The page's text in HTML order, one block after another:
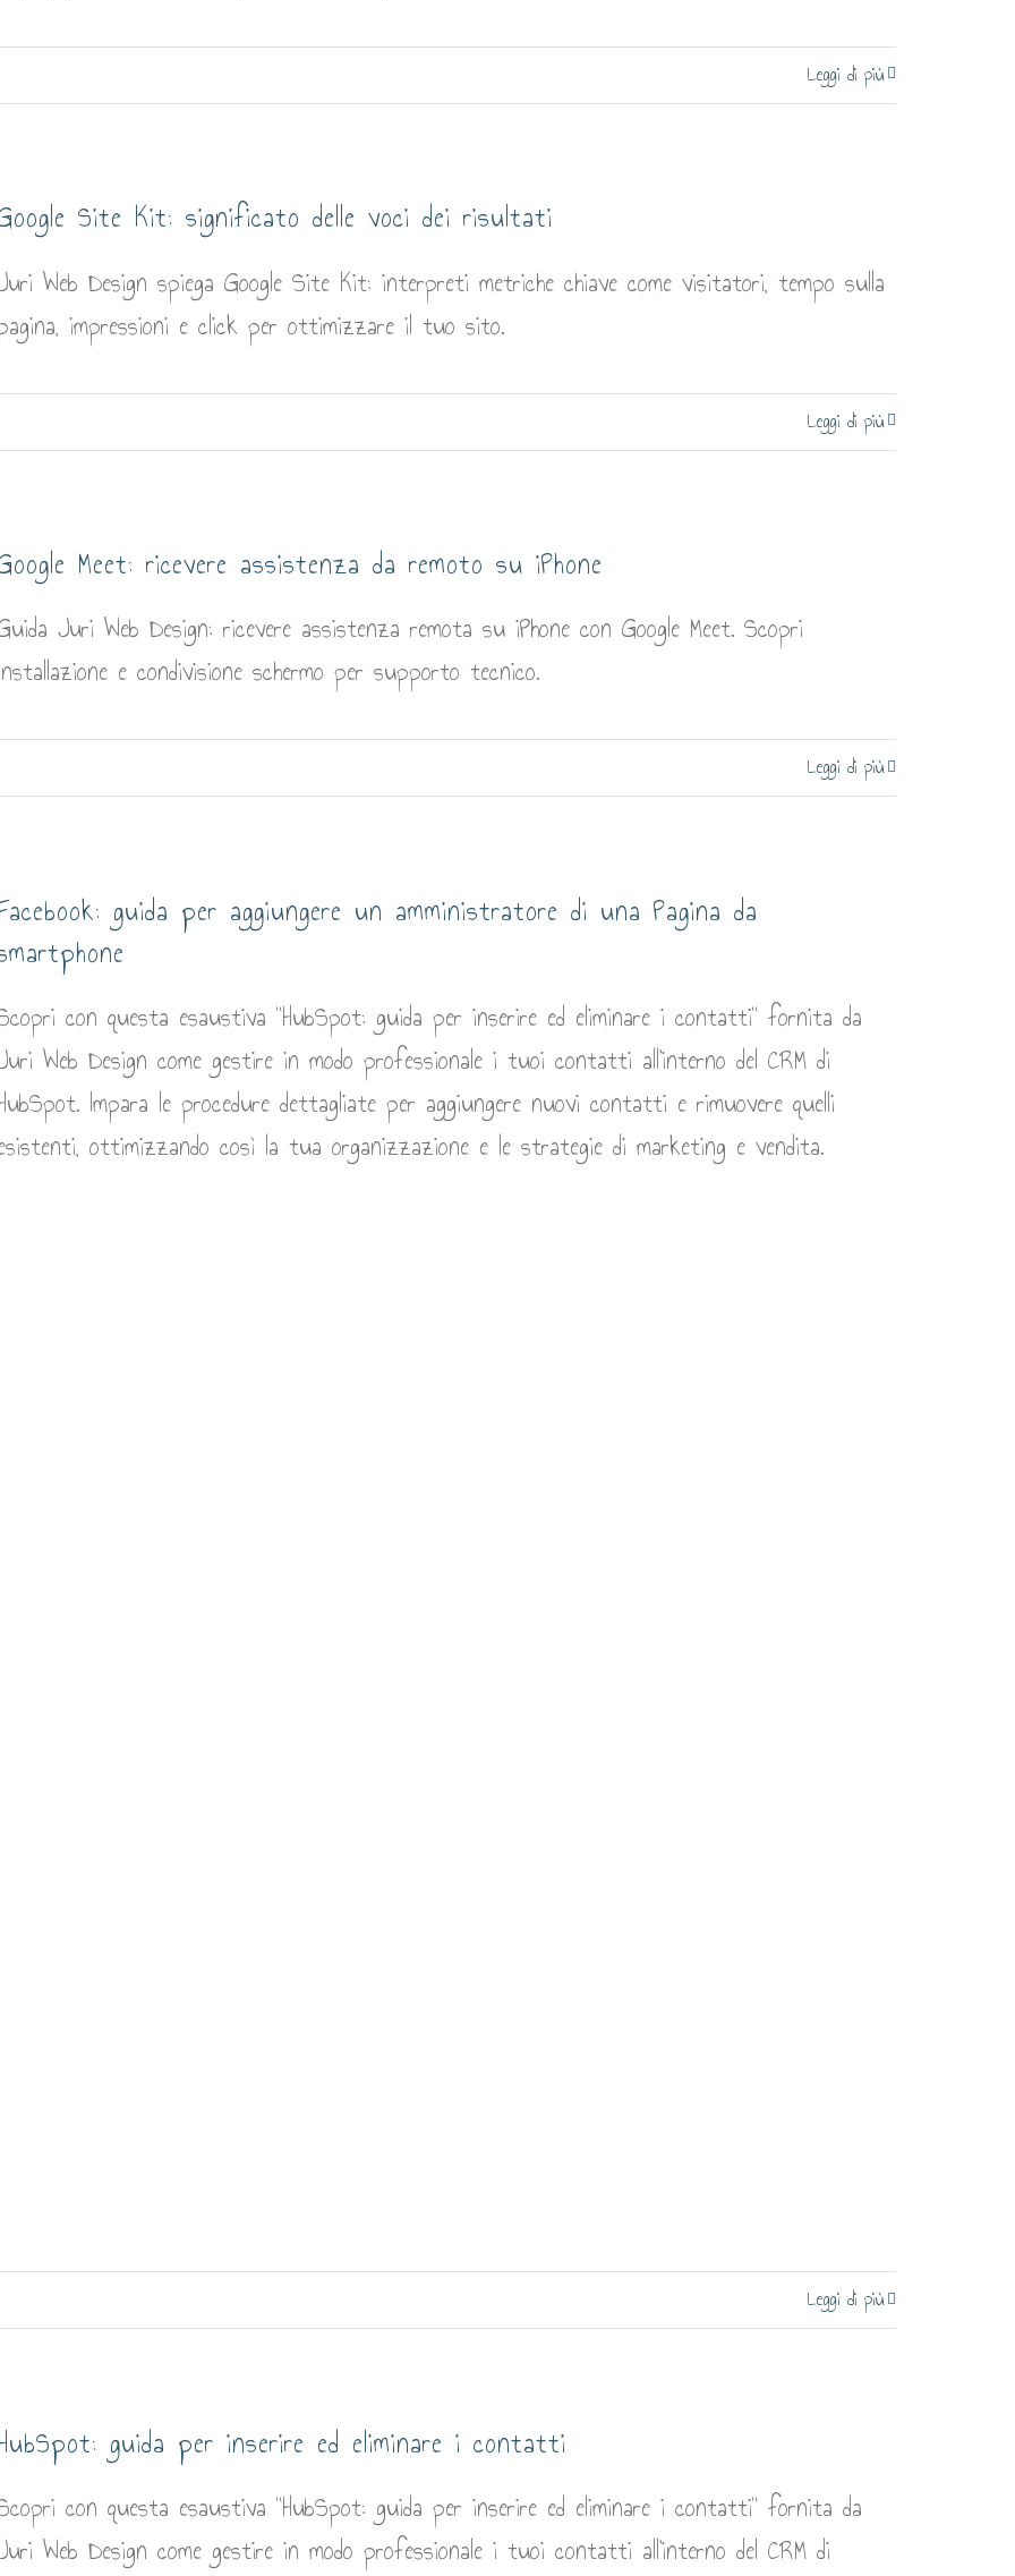
Leggi di più
Site Kit: significato delle voci dei risultati
Web Design spiega Google Site Kit: interpreti metriche chiave come visitatori, tempo sulla
impressioni e click per ottimizzare il tuo sito.
Leggi di più
Meet: ricevere assistenza da remoto su iPhone
Juri Web Design: ricevere assistenza remota su iPhone con Google Meet. Scopri
e condivisione schermo per supporto tecnico.
Leggi di più
guida per aggiungere un amministratore di una Pagina da
con questa esaustiva "HubSpot: guida per inserire ed eliminare i contatti" fornita da
Web Design come gestire in modo professionale i tuoi contatti all'interno del CRM di
Impara le procedure dettagliate per aggiungere nuovi contatti e rimuovere quelli
ottimizzando così la tua organizzazione e le strategie di marketing e vendita.
Leggi di più
guida per inserire ed eliminare i contatti
con questa esaustiva "HubSpot: guida per inserire ed eliminare i contatti" fornita da
Web Design come gestire in modo professionale i tuoi contatti all'interno del CRM di